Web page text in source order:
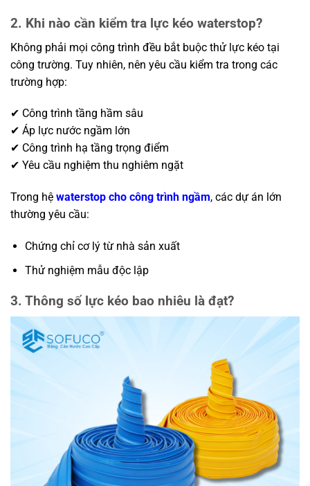
2. Khi nào cần kiểm tra lực kéo waterstop?
Không phải mọi công trình đều bắt buộc thử lực kéo tại
công trường. Tuy nhiên, nên yêu cầu kiểm tra trong các
trường hợp:
✔ Công trình tầng hầm sâu
✔ Áp lực nước ngầm lớn
✔ Công trình hạ tầng trọng điểm
✔ Yêu cầu nghiệm thu nghiêm ngặt
Trong hệ waterstop cho công trình ngầm, các dự án lớn
thường yêu cầu:
Chứng chỉ cơ lý từ nhà sản xuất
Thử nghiệm mẫu độc lập
3. Thông số lực kéo bao nhiêu là đạt?